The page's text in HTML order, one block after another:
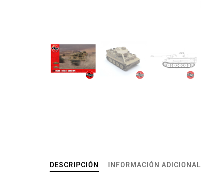
DESCRIPCIÓN INFORMACIÓN ADICIONAL